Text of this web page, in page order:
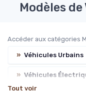
Modèles
Accéder aux catégories
» Véhicules Urbains
» Véhicules
Tout voir